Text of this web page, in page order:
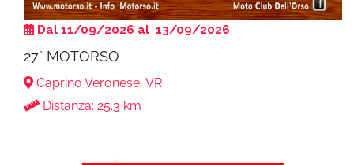
Dal 11/09/2026 al 13/09/2026
27° MOTORSO
Caprino Veronese, VR
Distanza: 25.3 km